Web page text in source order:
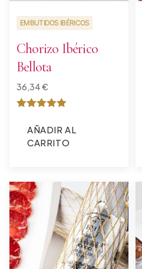
EMBUTIDOS IBÉRICOS
Chorizo Ibérico
Bellota
36,34€
con
de 5
AÑADIR AL
CARRITO